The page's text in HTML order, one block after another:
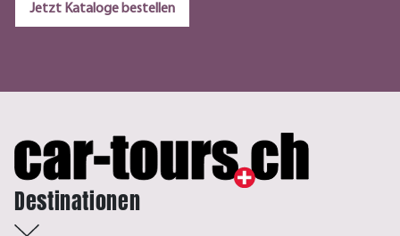
Jetzt Kataloge bestellen
Destinationen